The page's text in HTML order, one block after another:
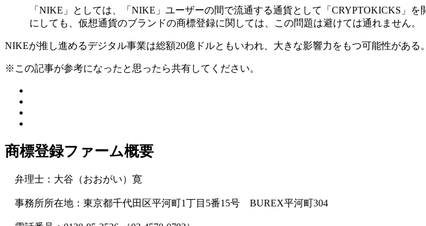
「NIKE」としては、「NIKE」ユーザーの間で流通する通貨として「CRYPTOKICKS」
にしても、仮想通貨のブランドの商標登録に関しては、この問題は避けては通れません。
NIKEが推し進めるデジタル事業は総額20億ドルともいわれ、大きな影響力をもつ可能性がある。
※この記事が参考になったと思ったら共有してください。
商標登録ファーム概要
弁理士：大谷（おおがい）寛
事務所所在地：東京都千代田区平河町1丁目5番15号 BUREX平河町304